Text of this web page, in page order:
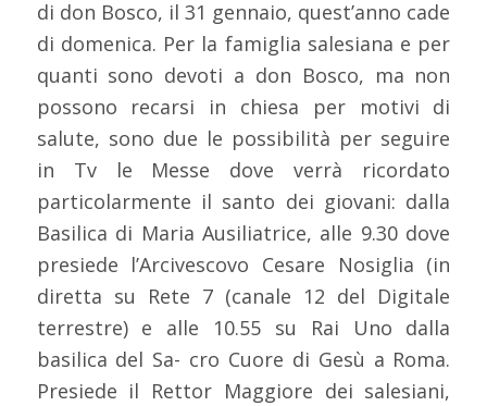
di don Bosco, il 31 gennaio, quest’anno cade
di domenica. Per la famiglia salesiana e per
quanti sono devoti a don Bosco, ma non
possono recarsi in chiesa per motivi di
salute, sono due le possibilità per seguire
in Tv le Messe dove verrà ricordato
particolarmente il santo dei giovani: dalla
Basilica di Maria Ausiliatrice, alle 9.30 dove
presiede l’Arcivescovo Cesare Nosiglia (in
diretta su Rete 7 (canale 12 del Digitale
terrestre) e alle 10.55 su Rai Uno dalla
basilica del Sa- cro Cuore di Gesù a Roma.
Presiede il Rettor Maggiore dei salesiani,